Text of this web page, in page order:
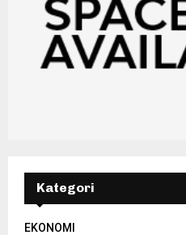
Kategori
EKONOMI